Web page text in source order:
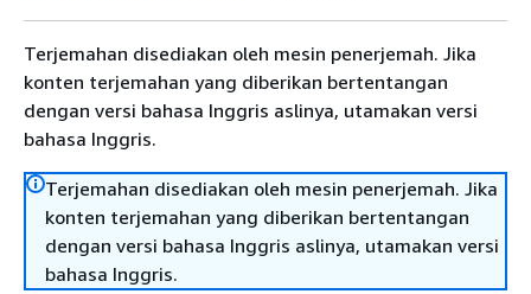
Terjemahan disediakan oleh mesin penerjemah. Jika
konten terjemahan yang diberikan bertentangan
dengan versi bahasa Inggris aslinya, utamakan versi
bahasa Inggris.
Terjemahan disediakan oleh mesin penerjemah. Jika
konten terjemahan yang diberikan bertentangan
dengan versi bahasa Inggris aslinya, utamakan versi
bahasa Inggris.